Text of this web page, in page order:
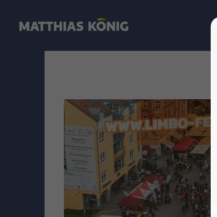
LOGIN
Passwort
Anmelden
Lost your password?
We
Mon -
+1)